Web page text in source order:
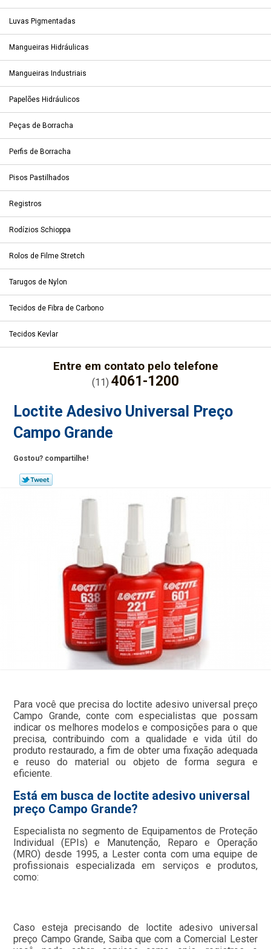
Luvas Pigmentadas
Mangueiras Hidráulicas
Mangueiras Industriais
Papelões Hidráulicos
Peças de Borracha
Perfis de Borracha
Pisos Pastilhados
Registros
Rodízios Schioppa
Rolos de Filme Stretch
Tarugos de Nylon
Tecidos de Fibra de Carbono
Tecidos Kevlar
Entre em contato pelo telefone
(11) 4061-1200
Loctite Adesivo Universal Preço
Campo Grande
Gostou? compartilhe!
Para você que precisa do loctite adesivo universal preço
Campo Grande, conte com especialistas que possam
indicar os melhores modelos e composições para o que
precisa, contribuindo com a qualidade e vida útil do
produto restaurado, a fim de obter uma fixação adequada
e reuso do material ou objeto de forma segura e
eficiente.
Está em busca de loctite adesivo universal
preço Campo Grande?
Especialista no segmento de Equipamentos de Proteção
Individual (EPIs) e Manutenção, Reparo e Operação
(MRO) desde 1995, a Lester conta com uma equipe de
profissionais especializada em serviços e produtos,
como:
Caso esteja precisando de loctite adesivo universal
preço Campo Grande, Saiba que com a Comercial Lester